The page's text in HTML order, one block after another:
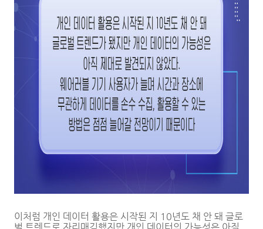
이처럼 개인 데이터 활용은 시작된 지 10년도 채 안 돼 글로